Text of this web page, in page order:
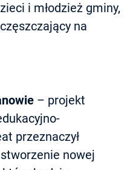
i młodzież gminy,
na
– projekt
przeznaczył
nowej